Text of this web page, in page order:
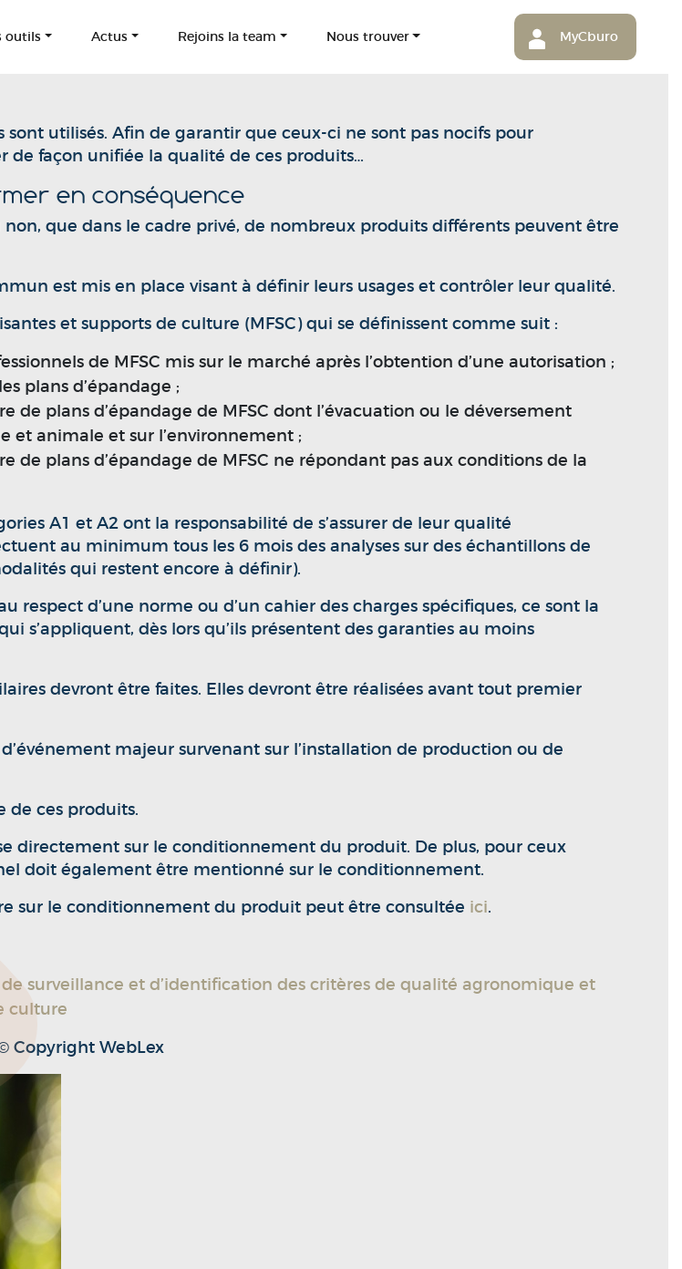
outils Actus Rejoins la team Nous trouver MyCburo
utilisés. Afin de garantir que ceux-ci ne sont pas nocifs pour
de façon unifiée la qualité de ces produits…
en conséquence
non, que dans le cadre privé, de nombreux produits différents peuvent être
est mis en place visant à définir leurs usages et contrôler leur qualité.
et supports de culture (MFSC) qui se définissent comme suit :
de MFSC mis sur le marché après l’obtention d’une autorisation ;
plans d’épandage ;
de plans d’épandage de MFSC dont l’évacuation ou le déversement
et animale et sur l’environnement ;
de plans d’épandage de MFSC ne répondant pas aux conditions de la
A1 et A2 ont la responsabilité de s’assurer de leur qualité
au minimum tous les 6 mois des analyses sur des échantillons de
qui restent encore à définir).
respect d’une norme ou d’un cahier des charges spécifiques, ce sont la
s’appliquent, dès lors qu’ils présentent des garanties au moins
devront être faites. Elles devront être réalisées avant tout premier
majeur survenant sur l’installation de production ou de
de ces produits.
directement sur le conditionnement du produit. De plus, pour ceux
doit également être mentionné sur le conditionnement.
sur le conditionnement du produit peut être consultée ici.
surveillance et d’identification des critères de qualité agronomique et
culture
Copyright WebLex